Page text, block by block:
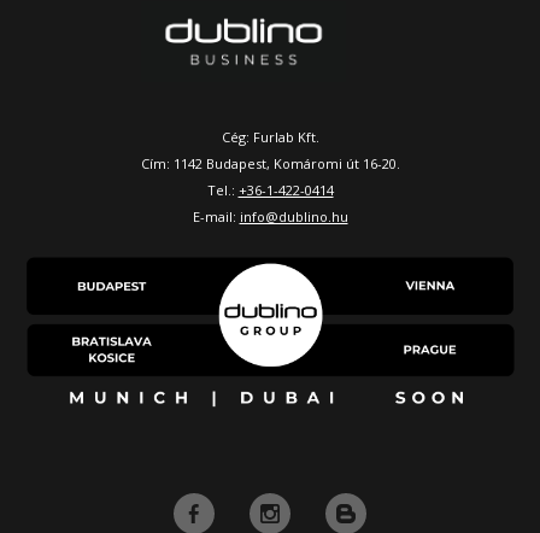
Cég: Furlab Kft.
Cím: 1142 Budapest, Komáromi út 16-20.
Tel.: +36-1-422-0414
E-mail: info@dublino.hu